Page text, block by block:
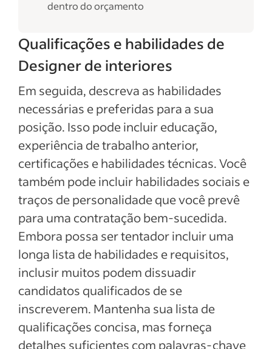
dentro do orçamento
Qualificações e habilidades de
Designer de interiores
Em seguida, descreva as habilidades
necessárias e preferidas para a sua
posição. Isso pode incluir educação,
experiência de trabalho anterior,
certificações e habilidades técnicas. Você
também pode incluir habilidades sociais e
traços de personalidade que você prevê
para uma contratação bem-sucedida.
Embora possa ser tentador incluir uma
longa lista de habilidades e requisitos,
inclusir muitos podem dissuadir
candidatos qualificados de se
inscreverem. Mantenha sua lista de
qualificações concisa, mas forneça
detalhes suficientes com palavras-chave